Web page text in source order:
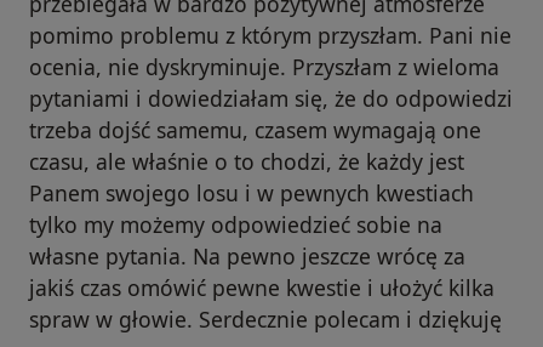
pomimo problemu z którym przyszłam. Pani nie
ocenia, nie dyskryminuje. Przyszłam z wieloma
pytaniami i dowiedziałam się, że do odpowiedzi
trzeba dojść samemu, czasem wymagają one
czasu, ale właśnie o to chodzi, że każdy jest
Panem swojego losu i w pewnych kwestiach
tylko my możemy odpowiedzieć sobie na
własne pytania. Na pewno jeszcze wrócę za
jakiś czas omówić pewne kwestie i ułożyć kilka
spraw w głowie. Serdecznie polecam i dziękuję